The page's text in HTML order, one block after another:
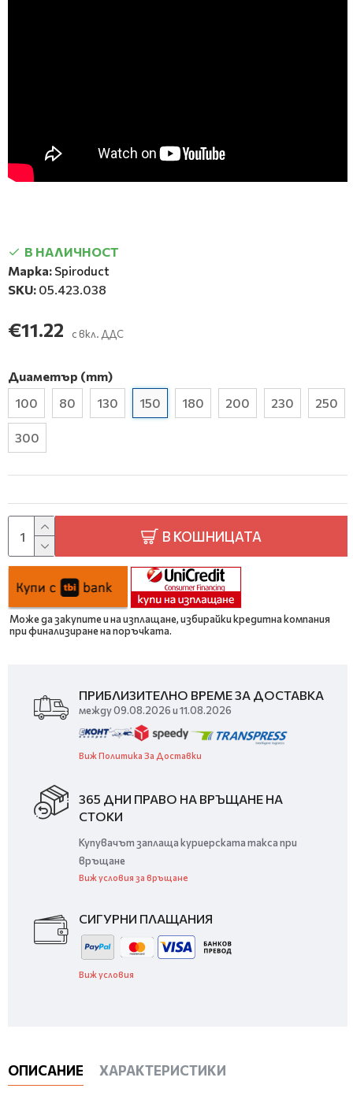
В НАЛИЧНОСТ
Марка: Spiroduct
SKU: 05.423.038
€11.22 с вкл. ДДС
Диаметър (mm)
100
80 130 150 180 200 230 250
300
В КОШНИЦАТА
Може да закупите и на изплащане, избирайки кредитна компания
при финализиране на поръчката.
ПРИБЛИЗИТЕЛНО ВРЕМЕ ЗА ДОСТАВКА
между 09.08.2026 и 11.08.2026
Виж Политика За Доставки
365 ДНИ ПРАВО НА ВРЪЩАНЕ НА
СТОКИ
Купувачът заплаща куриерската такса при
връщане
Виж условия за връщане
СИГУРНИ ПЛАЩАНИЯ
Виж условия
ОПИСАНИЕ ХАРАКТЕРИСТИКИ